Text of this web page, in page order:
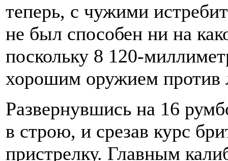
теперь, с чужими
не был способен ни на
поскольку 8 120-
хорошим оружием против
Развернувшись на 16
в строю, и срезав курс
пристрелку. Главным